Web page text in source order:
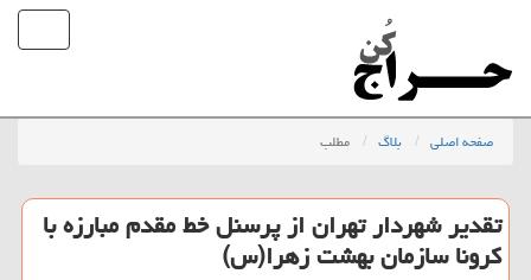
صفحه اصلی بلاگ مطلب
تقدیر شهردار تهران از پرسنل خط مقدم مبارزه با
كرونا سازمان بهشت زهرا(س)